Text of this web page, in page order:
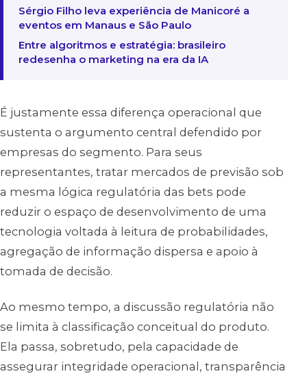
Sérgio Filho leva experiência de Manicoré a
eventos em Manaus e São Paulo
Entre algoritmos e estratégia: brasileiro
redesenha o marketing na era da IA
É justamente essa diferença operacional que
sustenta o argumento central defendido por
empresas do segmento. Para seus
representantes, tratar mercados de previsão sob
a mesma lógica regulatória das bets pode
reduzir o espaço de desenvolvimento de uma
tecnologia voltada à leitura de probabilidades,
agregação de informação dispersa e apoio à
tomada de decisão.
Ao mesmo tempo, a discussão regulatória não
se limita à classificação conceitual do produto.
Ela passa, sobretudo, pela capacidade de
assegurar integridade operacional, transparência